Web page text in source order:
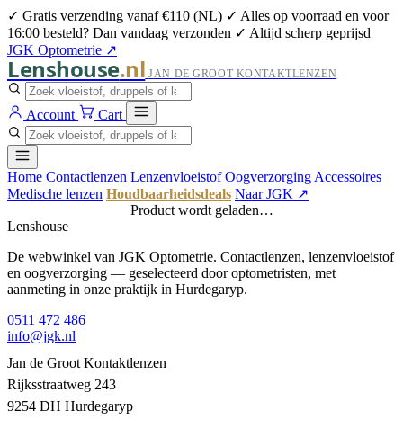
✓ Gratis verzending vanaf €110 (NL) ✓ Alles op voorraad en voor
16:00 besteld? Dan vandaag verzonden ✓ Altijd scherp geprijsd
JGK Optometrie ↗
Lenshouse.nl JAN DE GROOT KONTAKTLENZEN
Account Cart
Home Contactlenzen Lenzenvloeistof Oogverzorging Accessoires
Medische lenzen Houdbaarheidsdeals Naar JGK ↗
Product wordt geladen…
Lenshouse
De webwinkel van JGK Optometrie. Contactlenzen, lenzenvloeistof
en oogverzorging — geselecteerd door optometristen, met
aanmeting in onze praktijk in Hurdegaryp.
0511 472 486
info@jgk.nl
Jan de Groot Kontaktlenzen
Rijksstraatweg 243
9254 DH Hurdegaryp